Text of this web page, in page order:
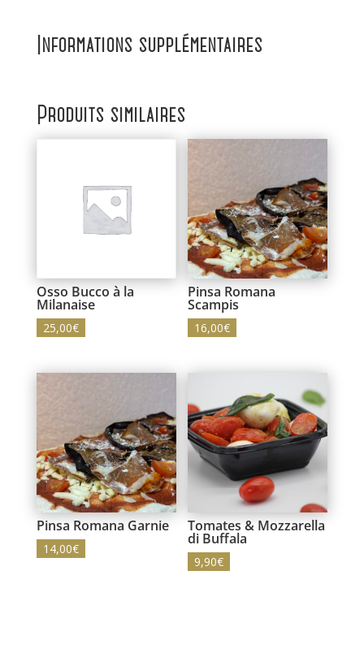
Informations supplémentaires
Produits similaires
Osso Bucco à la
Milanaise
25,00€
Pinsa Romana
Scampis
16,00€
Pinsa Romana Garnie
14,00€
Tomates & Mozzarella
di Buffala
9,90€